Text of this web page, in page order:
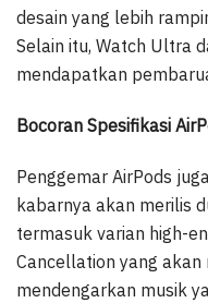
desain yang lebih
Selain itu, Watch Ultra
mendapatkan
Bocoran Spesifikasi
Penggemar AirPods
kabarnya akan merilis
termasuk varian high-
Cancellation yang
mendengarkan musik